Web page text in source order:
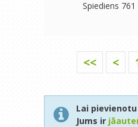
Spiediens
<< <
Lai
Jums ir